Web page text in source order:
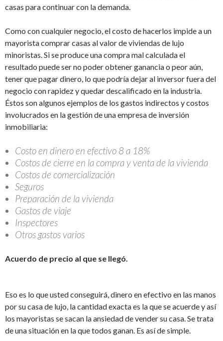
casas para continuar con la demanda.
Como con cualquier negocio, el costo de hacerlos impide a un
mayorista comprar casas al valor de viviendas de lujo
minoristas. Si se produce una compra mal calculada el
resultado puede ser no poder obtener ganancia o peor aún,
tener que pagar dinero, lo que podría dejar al inversor fuera del
negocio con rapidez y quedar descalificado en la industria.
Éstos son algunos ejemplos de los gastos indirectos y costos
involucrados en la gestión de una empresa de inversión
inmobiliaria:
Costo en dinero en efectivo 8 a 18%
Costos de cierre en la compra y venta de la vivienda
Costos de comercialización
Seguros
Preparación de la vivienda
Gastos de viaje
Inspectores
Otros gastos varios
Acuerdo de precio al que se llegó.
Eso es lo que usted conseguirá, dinero en efectivo en las manos
por su casa de lujo, la cantidad exacta es la que se acuerde y así
los mayoristas se sacan la ansiedad de vender su casa. Se trata
de una situación en la que todos ganan. Es así de simple.